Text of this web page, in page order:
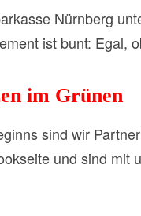
Nürnberg
ist bunt: Egal,
im Grünen
sind wir
und sind mit